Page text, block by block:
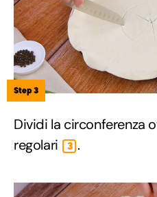
Step 3
Dividi la circonferenza
regolari
3 .